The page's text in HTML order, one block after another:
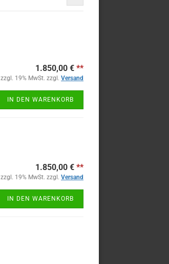
1.850,00 € **
zzgl. 19% MwSt. zzgl. Versand
IN DEN WARENKORB
1.850,00 € **
zzgl. 19% MwSt. zzgl. Versand
IN DEN WARENKORB